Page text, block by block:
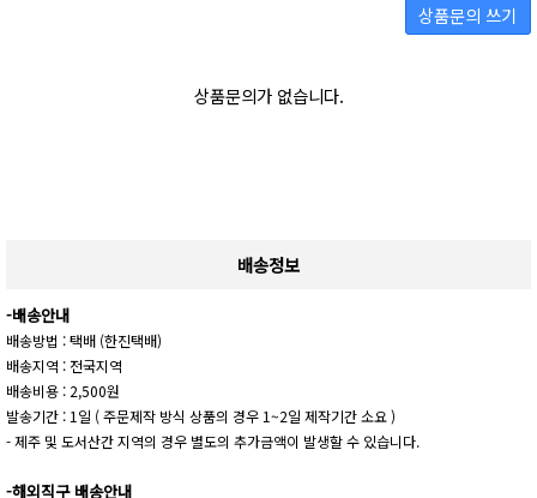
상품문의 쓰기
상품문의가 없습니다.
배송정보
-배송안내
배송방법 : 택배 (한진택배)
배송지역 : 전국지역
배송비용 : 2,500원
발송기간 : 1일 ( 주문제작 방식 상품의 경우 1~2일 제작기간 소요 )
- 제주 및 도서산간 지역의 경우 별도의 추가금액이 발생할 수 있습니다.
-해외직구 배송안내